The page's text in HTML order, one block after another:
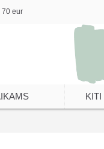
70 eur
KITI